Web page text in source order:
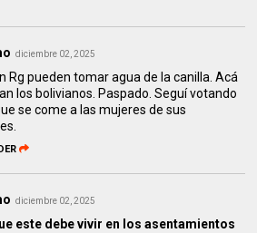
diciembre 02, 2025
Rg pueden tomar agua de la canilla. Acá
los bolivianos. Paspado. Seguí votando
se come a las mujeres de sus
diciembre 02, 2025
este debe vivir en los asentamientos